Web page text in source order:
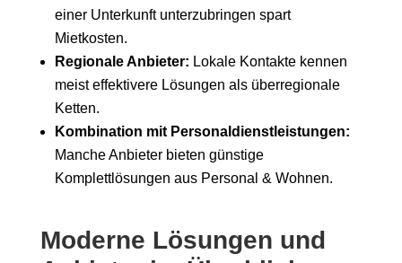
einer Unterkunft unterzubringen spart
Mietkosten.
Regionale Anbieter: Lokale Kontakte kennen
meist effektivere Lösungen als überregionale
Ketten.
Kombination mit Personaldienstleistungen:
Manche Anbieter bieten günstige
Komplettlösungen aus Personal & Wohnen.
Moderne Lösungen und